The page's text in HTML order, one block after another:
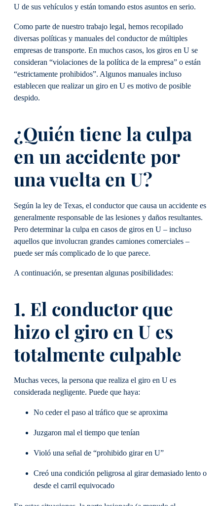
U de sus vehículos y están tomando estos asuntos en serio.
Como parte de nuestro trabajo legal, hemos recopilado
diversas políticas y manuales del conductor de múltiples
empresas de transporte. En muchos casos, los giros en U se
consideran “violaciones de la política de la empresa” o están
“estrictamente prohibidos”. Algunos manuales incluso
establecen que realizar un giro en U es motivo de posible
despido.
¿Quién tiene la culpa
en un accidente por
una vuelta en U?
Según la ley de Texas, el conductor que causa un accidente es
generalmente responsable de las lesiones y daños resultantes.
Pero determinar la culpa en casos de giros en U – incluso
aquellos que involucran grandes camiones comerciales –
puede ser más complicado de lo que parece.
A continuación, se presentan algunas posibilidades:
1. El conductor que
hizo el giro en U es
totalmente culpable
Muchas veces, la persona que realiza el giro en U es
considerada negligente. Puede que haya:
No ceder el paso al tráfico que se aproxima
Juzgaron mal el tiempo que tenían
Violó una señal de “prohibido girar en U”
Creó una condición peligrosa al girar demasiado lento o
desde el carril equivocado